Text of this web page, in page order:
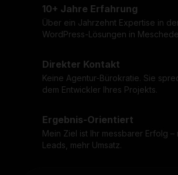
10+ Jahre Erfahrung
Über ein Jahrzehnt Expertise in
WordPress-Lösungen in
Direkter Kontakt
Keine Agentur-Bürokratie. Sie
dem Entwickler Ihres Projekts.
Ergebnis-Orientiert
Mein Ziel ist Ihr messbarer Erfolg –
Leads, mehr Umsatz.